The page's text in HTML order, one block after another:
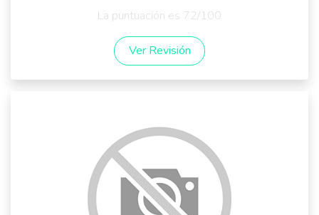
La puntuación es 72/100
Ver Revisión